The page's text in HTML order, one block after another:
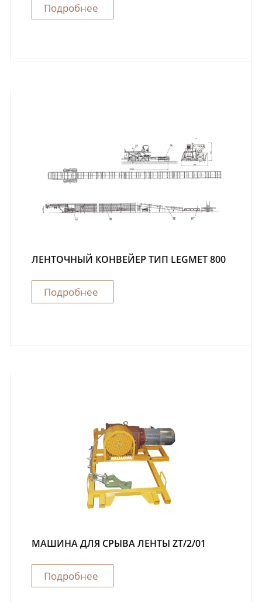
Подробнее
ЛЕНТОЧНЫЙ КОНВЕЙЕР ТИП LEGMET 800
Подробнее
МАШИНА ДЛЯ СРЫВА ЛЕНТЫ ZT/2/01
Подробнее